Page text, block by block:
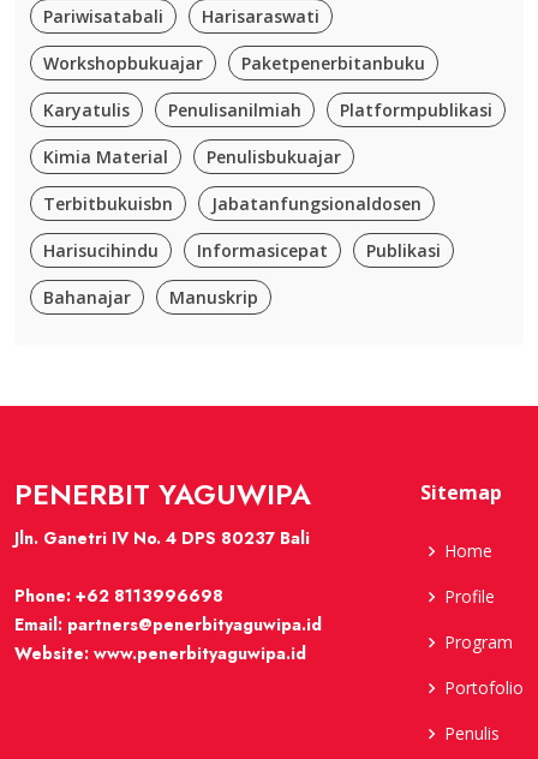
Pariwisatabali Harisaraswati
Workshopbukuajar Paketpenerbitanbuku
Karyatulis Penulisanilmiah Platformpublikasi
Kimia Material Penulisbukuajar
Terbitbukuisbn Jabatanfungsionaldosen
Harisucihindu Informasicepat Publikasi
Bahanajar Manuskrip
PENERBIT YAGUWIPA
Jln. Ganetri IV No. 4 DPS 80237 Bali
Phone: +62 8113996698
Email: partners@penerbityaguwipa.id
Website: www.penerbityaguwipa.id
Sitemap
Home
Profile
Program
Portofolio
Penulis